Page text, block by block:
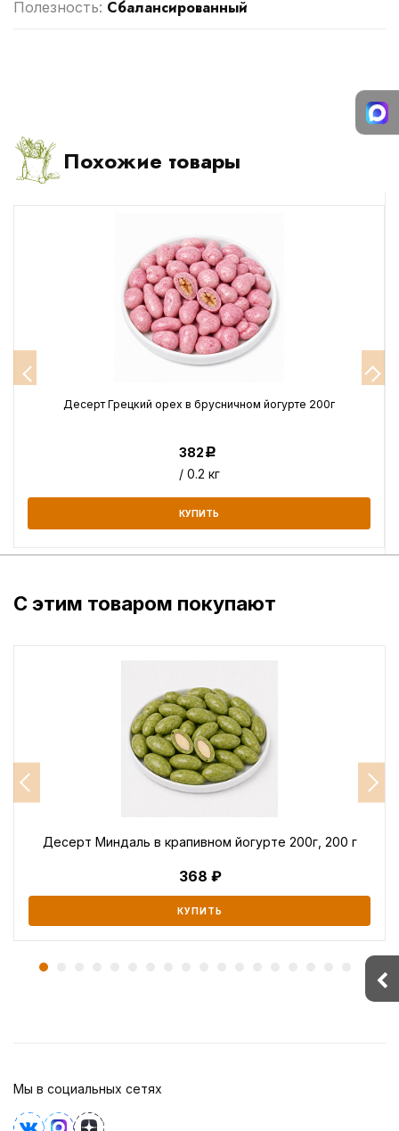
Полезность: Сбалансированный
Похожие товары
Десерт Грецкий орех в брусничном йогурте 200г
382Р
/ 0.2 кг
КУПИТЬ
С этим товаром покупают
Десерт Миндаль в крапивном йогурте 200г, 200 г
368
КУПИТЬ
Мы в социальных сетях